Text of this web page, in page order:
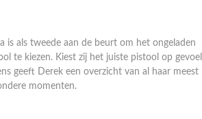
te kiezen. Kiest zij het juiste pistool op gevoel?
geeft Derek een overzicht van al haar meest
momenten.